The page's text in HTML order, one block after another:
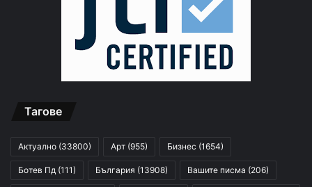
Тагове
Актуално (33800) Арт (955) Бизнес (1654)
Ботев Пд (111) България (13908) Вашите писма (206)